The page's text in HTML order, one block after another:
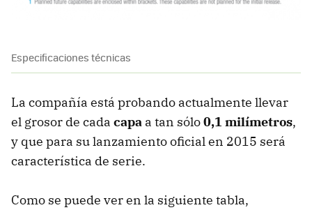
Especificaciones técnicas
La compañía está probando actualmente llevar
el grosor de cada capa a tan sólo0,1 milímetros,
y que para su lanzamiento oficial en 2015 será
característica de serie.
Como se puede ver en la siguiente tabla,